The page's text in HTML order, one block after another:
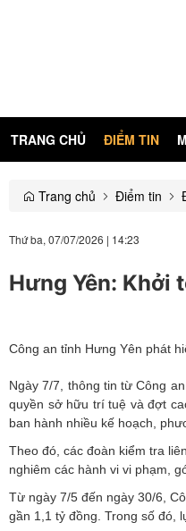
TRANG CHỦ ĐIỂM TIN
Trang chủ Điểm tin
Thứ ba, 07/07/2026 | 14:23
Hưng Yên: Khởi
Công an tỉnh Hưng Yên phát
Ngày 7/7, thông tin từ Công
quyền sở hữu trí tuệ và đợt
ban hành nhiều kế hoạch,
Theo đó, các đoàn kiểm tra
nghiêm các hành vi vi phạm,
Từ ngày 7/5 đến ngày 30/6,
gần 1,1 tỷ đồng. Trong số đó,